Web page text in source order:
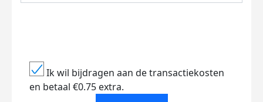
Ik wil bijdragen aan de transactiekosten
en betaal €0.75 extra.